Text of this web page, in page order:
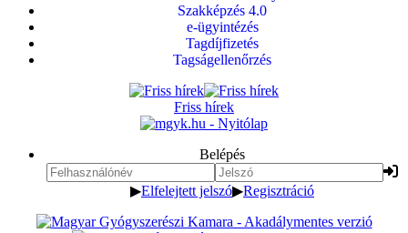
Szakképzés 4.0
e-ügyintézés
Tagdíjfizetés
Tagságellenőrzés
Friss hírek
Belépés
▶Elfelejtett jelszó▶Regisztráció